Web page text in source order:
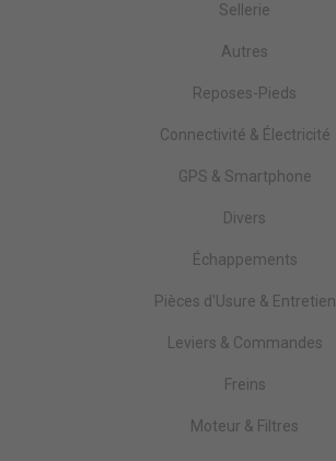
Sellerie
Autres
Reposes-Pieds
Connectivité & Électricité
GPS & Smartphone
Divers
Échappements
Pièces d'Usure & Entretien
Leviers & Commandes
Freins
Moteur & Filtres